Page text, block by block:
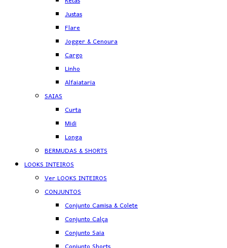
Justas
Flare
Jogger & Cenoura
Cargo
Linho
Alfaiataria
SAIAS
Curta
Midi
Longa
BERMUDAS & SHORTS
LOOKS INTEIROS
Ver LOOKS INTEIROS
CONJUNTOS
Conjunto Camisa & Colete
Conjunto Calça
Conjunto Saia